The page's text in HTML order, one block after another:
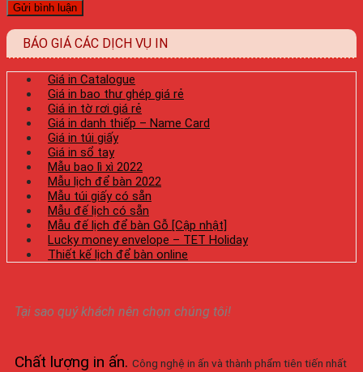
BÁO GIÁ CÁC DỊCH VỤ IN
Giá in Catalogue
Giá in bao thư ghép giá rẻ
Giá in tờ rơi giá rẻ
Giá in danh thiếp – Name Card
Giá in túi giấy
Giá in sổ tay
Mẫu bao lì xì 2022
Mẫu lịch để bàn 2022
Mẫu túi giấy có sẵn
Mẫu đế lịch có sẵn
Mẫu đế lịch để bàn Gỗ [Cập nhật]
Lucky money envelope – TET Holiday
Thiết kế lịch để bàn online
Tại sao quý khách nên chọn chúng tôi!
Chất lượng in ấn. Công nghệ in ấn và thành phẩm tiên tiến nhất